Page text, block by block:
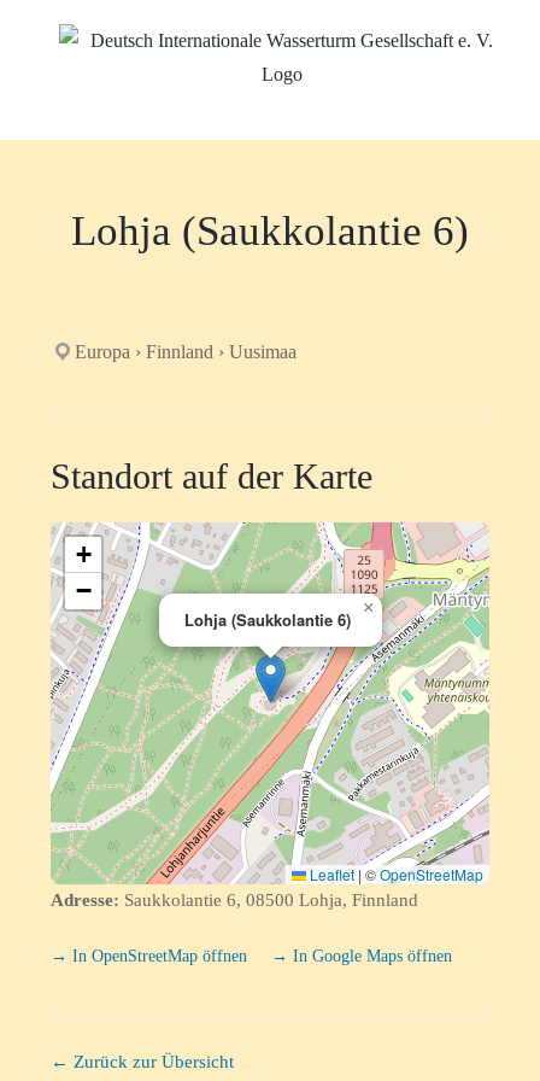
Lohja (Saukkolantie 6)
Europa › Finnland › Uusimaa
Standort auf der Karte
Lohja (Saukkolantie 6)
×
+
−
Leaflet | ©OpenStreetMap
Adresse: Saukkolantie 6, 08500 Lohja, Finnland
→ In OpenStreetMap öffnen → In Google Maps öffnen
← Zurück zur Übersicht